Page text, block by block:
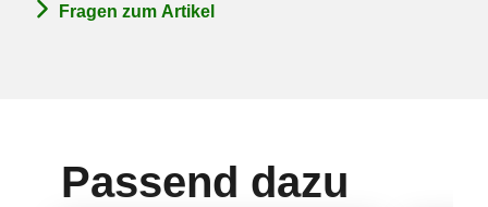
Fragen zum Artikel
Passend dazu